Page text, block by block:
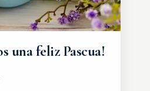
una feliz Pascua!